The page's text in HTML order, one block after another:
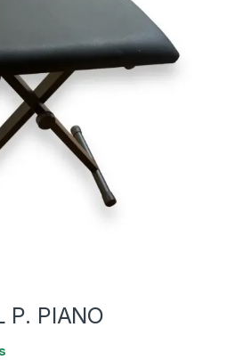
P. PIANO